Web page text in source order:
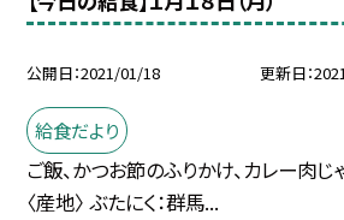
公開日 2021/01/18 更新日
給食だより
ご飯、かつお節のふりかけ、カレー肉じ
〈産地〉 ぶたにく：群馬...